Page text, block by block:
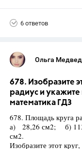
6 ответов
Ольга
678. Изобразите
радиус и
математика ГДЗ
678. Площадь круга
а) 28,26 см2; б)
см2.
Изобразите этот круг,